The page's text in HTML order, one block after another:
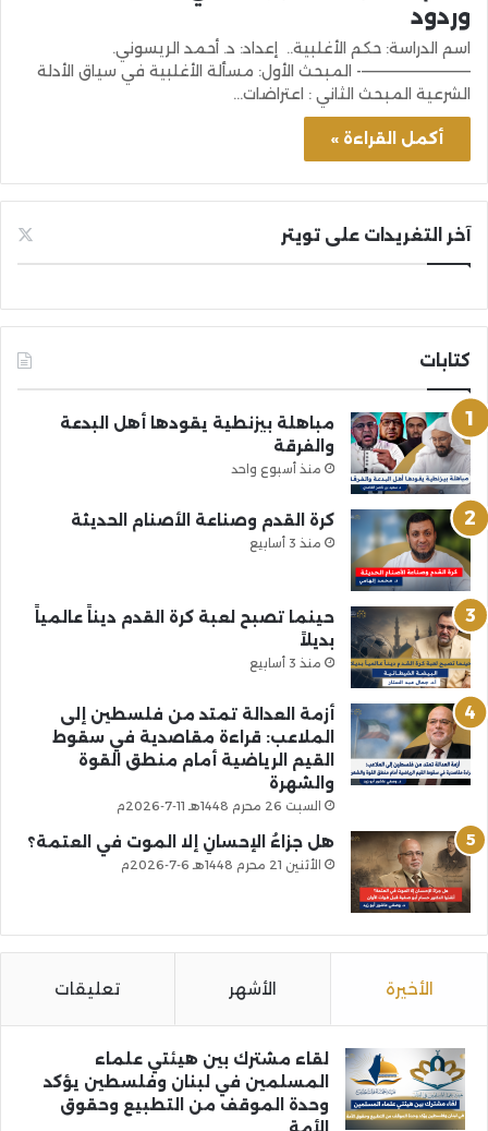
وردود
اسم الدراسة: حكم الأغلبية.. إعداد: د. أحمد الريسوني.
——————————- المبحث الأول: مسألة الأغلبية في سياق الأدلة
الشرعية المبحث الثاني : اعتراضات…
أكمل القراءة »
آخر التغريدات على تويتر
كتابات
مباهلة بيزنطية يقودها أهل البدعة
والفرقة
منذ أسبوع واحد
كرة القدم وصناعة الأصنام الحديثة
منذ 3 أسابيع
حينما تصبح لعبة كرة القدم ديناً عالمياً
بديلاً
منذ 3 أسابيع
أزمة العدالة تمتد من فلسطين إلى
الملاعب: قراءة مقاصدية في سقوط
القيم الرياضية أمام منطق القوة
والشهرة
السبت 26 محرم 1448هـ 11-7-2026م
هل جزاءُ الإحسانِ إلا الموت في العتمة؟
الأثنين 21 محرم 1448هـ 6-7-2026م
الأخيرة الأشهر تعليقات
لقاء مشترك بين هيئتي علماء
المسلمين في لبنان وفلسطين يؤكد
وحدة الموقف من التطبيع وحقوق